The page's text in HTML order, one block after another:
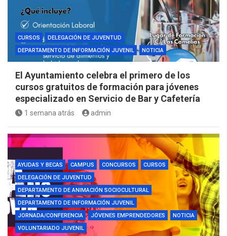
CURSOS
DELEGACIÓN DE JUVENTUD
DEPARTAMENTO DE INFORMACIÓN JUVENIL
NOTICIA
El Ayuntamiento celebra el primero de los
cursos gratuitos de formación para jóvenes
especializado en Servicio de Bar y Cafetería
1 semana atrás admin
AYUDAS Y BECAS CAMPUS CONCURSOS
CURSOS
DELEGACIÓN DE JUVENTUD
DEPARTAMENTO DE ANIMACIÓN SOCIOCULTURAL
DEPARTAMENTO DE INFORMACIÓN JUVENIL
JORNADA/CONFERENCIA
JÓVENES EMPRENDEDORES
NOTICIA
VOLUNTARIADO JUVENIL